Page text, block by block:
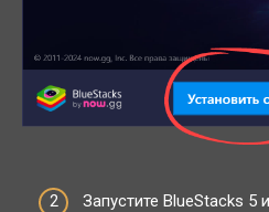
Запустите BlueStacks